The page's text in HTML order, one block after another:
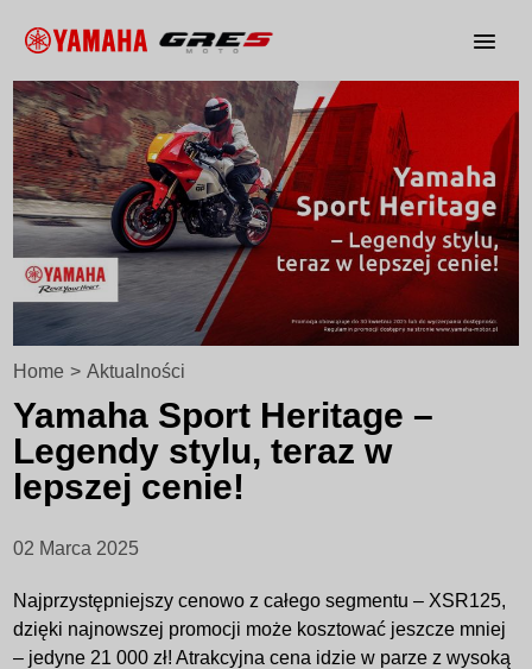
Home > Aktualności
Yamaha Sport Heritage –
Legendy stylu, teraz w
lepszej cenie!
02 Marca 2025
Najprzystępniejszy cenowo z całego segmentu – XSR125,
dzięki najnowszej promocji może kosztować jeszcze mniej
– jedyne 21 000 zł! Atrakcyjna cena idzie w parze z wysoką